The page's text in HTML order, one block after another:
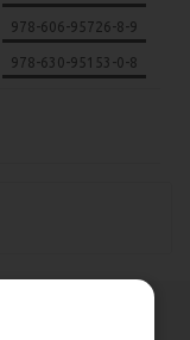
978-606-95726-8-9
978-630-95153-0-8